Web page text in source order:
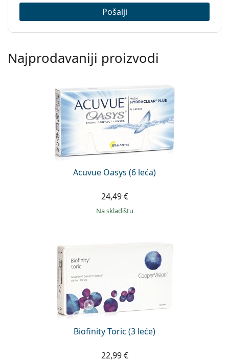
Pošalji
Najprodavaniji proizvodi
Acuvue Oasys (6 leća)
24,49 €
na skladištu
Biofinity Toric (3 leće)
22,99 €